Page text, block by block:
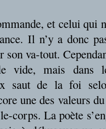
et celui qui
Il n’y a donc
son va-tout.
vide, mais dans
saut de la foi
une des valeurs
corps. La poète